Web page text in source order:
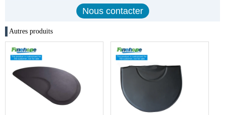
Autres produits